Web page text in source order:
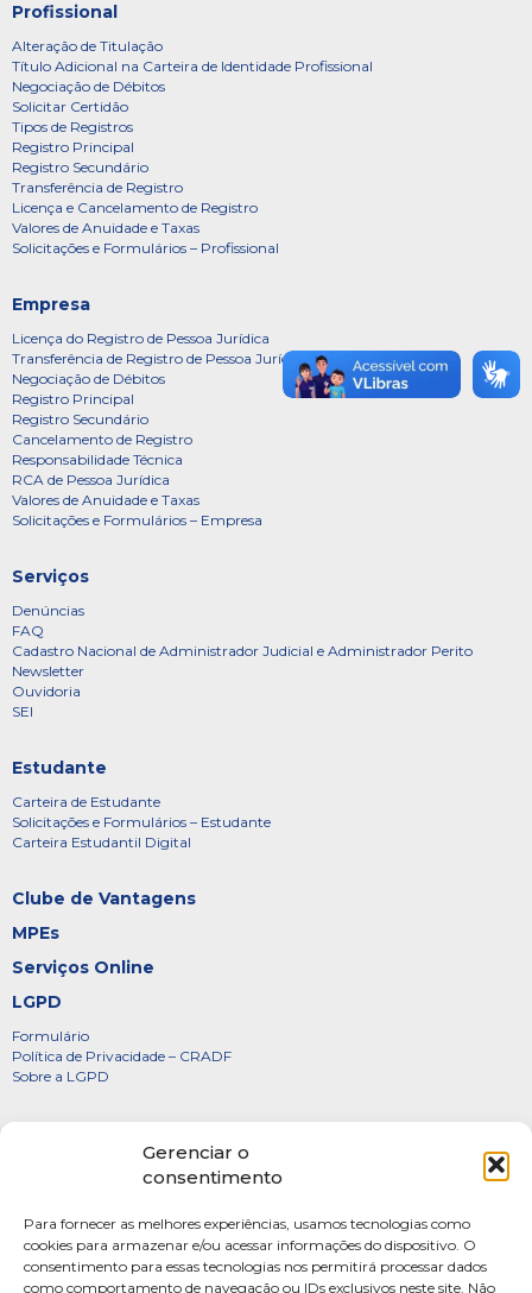
Gerenciar o
consentimento
Para fornecer as melhores experiências, usamos tecnologias como
cookies para armazenar e/ou acessar informações do dispositivo. O
consentimento para essas tecnologias nos permitirá processar dados
como comportamento de navegação ou IDs exclusivos neste site. Não
Profissional
Alteração de Titulação
Título Adicional na Carteira de Identidade Profissional
Negociação de Débitos
Solicitar Certidão
Tipos de Registros
Registro Principal
Registro Secundário
Transferência de Registro
Licença e Cancelamento de Registro
Valores de Anuidade e Taxas
Solicitações e Formulários – Profissional
Empresa
Licença do Registro de Pessoa Jurídica
Transferência de Registro de Pessoa Jurídica
Negociação de Débitos
Registro Principal
Registro Secundário
Cancelamento de Registro
Responsabilidade Técnica
RCA de Pessoa Jurídica
Valores de Anuidade e Taxas
Solicitações e Formulários – Empresa
Serviços
Denúncias
FAQ
Cadastro Nacional de Administrador Judicial e Administrador Perito
Newsletter
Ouvidoria
SEI
Estudante
Carteira de Estudante
Solicitações e Formulários – Estudante
Carteira Estudantil Digital
Clube de Vantagens
MPEs
Serviços Online
LGPD
Formulário
Política de Privacidade – CRADF
Sobre a LGPD
Diretoria
FOTOS